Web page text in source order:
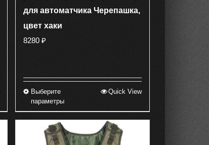
для автоматчика Черепашка,
цвет хаки
8280 ₽
Выберите
параметры
имеет
несколько
Quick View